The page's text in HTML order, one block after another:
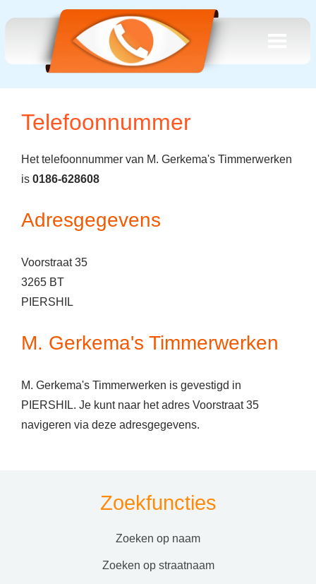
Telefoonnummer
Het telefoonnummer van M. Gerkema's Timmerwerken
is 0186-628608
Adresgegevens
Voorstraat 35
3265 BT
PIERSHIL
M. Gerkema's Timmerwerken
M. Gerkema's Timmerwerken is gevestigd in
PIERSHIL. Je kunt naar het adres Voorstraat 35
navigeren via deze adresgegevens.
Zoekfuncties
zoeken op naam
zoeken op straatnaam